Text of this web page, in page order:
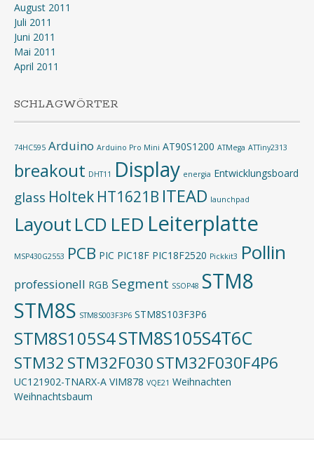
August 2011
Juli 2011
Juni 2011
Mai 2011
April 2011
SCHLAGWÖRTER
74HC595 Arduino Arduino Pro Mini AT90S1200 ATMega ATTiny2313
breakout DHT11 Display energia Entwicklungsboard
glass Holtek HT1621B ITEAD launchpad
Layout LCD LED Leiterplatte
MSP430G2553 PCB PIC PIC18F PIC18F2520 Pickkit3 Pollin
professionell RGB Segment SSOP48 STM8
STM8S STM8S003F3P6 STM8S103F3P6
STM8S105S4STM8S105S4T6C
STM32 STM32F030STM32F030F4P6
UC121902-TNARX-A VIM878 VQE21 Weihnachten
Weihnachtsbaum